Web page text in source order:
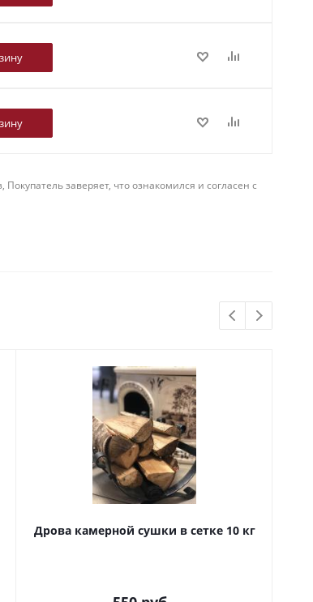
заверяет, что ознакомился и согласен с
Дрова камерной сушки в сетке 10 кг